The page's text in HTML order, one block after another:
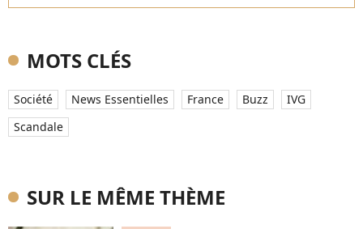
MOTS CLÉS
Société News Essentielles France Buzz
IVG
Scandale
SUR LE MÊME THÈME